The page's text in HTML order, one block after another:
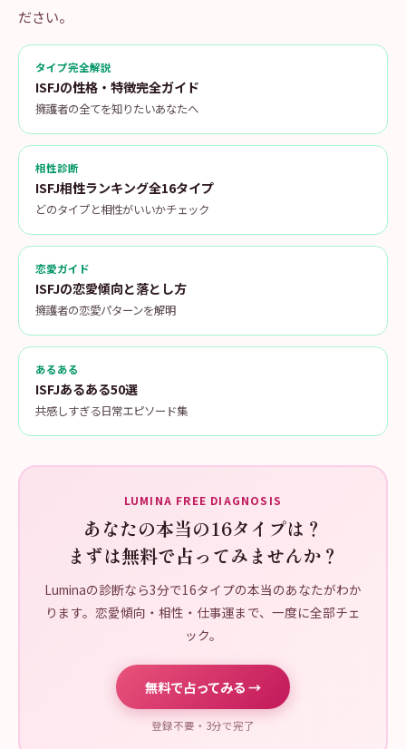
ださい。
タイプ完全解説
ISFJの性格・特徴完全ガイド
擁護者の全てを知りたいあなたへ
相性診断
ISFJ相性ランキング全16タイプ
どのタイプと相性がいいかチェック
恋愛ガイド
ISFJの恋愛傾向と落とし方
擁護者の恋愛パターンを解明
あるある
ISFJあるある50選
共感しすぎる日常エピソード集
LUMINA FREE DIAGNOSIS
あなたの本当の16タイプは？
まずは無料で占ってみませんか？
Luminaの診断なら3分で16タイプの本当のあなたがわか
ります。恋愛傾向・相性・仕事運まで、一度に全部チェ
ック。
無料で占ってみる →
登録不要・3分で完了